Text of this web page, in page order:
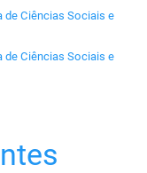
de Ciências Sociais e
de Ciências Sociais e